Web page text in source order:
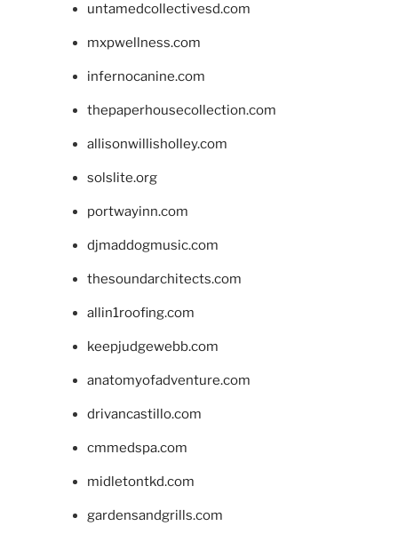
untamedcollectivesd.com
mxpwellness.com
infernocanine.com
thepaperhousecollection.com
allisonwillisholley.com
solslite.org
portwayinn.com
djmaddogmusic.com
thesoundarchitects.com
allin1roofing.com
keepjudgewebb.com
anatomyofadventure.com
drivancastillo.com
cmmedspa.com
midletontkd.com
gardensandgrills.com